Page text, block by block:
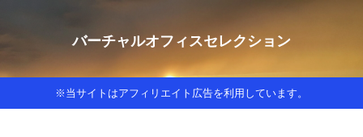
バーチャルオフィスセレクション
※当サイトはアフィリエイト広告を利用しています。